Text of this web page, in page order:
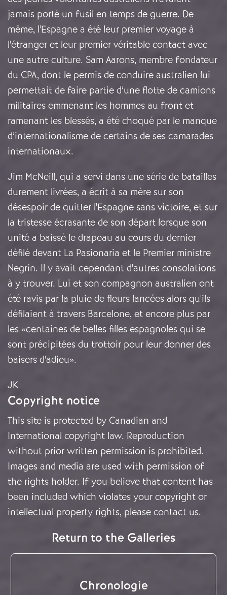
jamais porté un fusil en temps de guerre. De
même, l'Espagne a été leur premier voyage à
l'étranger et leur premier véritable contact avec
une autre culture. Sam Aarons, membre fondateur
du CPA, dont le permis de conduire australien lui
permettait de faire partie d’une flotte de camions
militaires emmenant les hommes au front et
ramenant les blessés, a été choqué par le manque
d’internationalisme de certains de ses camarades
internationaux.
Jim McNeill, qui a servi dans une série de batailles
durement livrées, a écrit à sa mère sur son
désespoir de quitter l'Espagne sans victoire, et sur
la tristesse écrasante de son départ lorsque son
unité a baissé le drapeau au cours du dernier
défilé devant La Pasionaria et le Premier ministre
Negrín. Il y avait cependant d'autres consolations
à y trouver. Lui et son compagnon australien ont
été ravis par la pluie de fleurs lancées alors qu'ils
défilaient à travers Barcelone, et encore plus par
les «centaines de belles filles espagnoles qui se
sont précipitées du trottoir pour leur donner des
baisers d'adieu».
JK
Copyright notice
This site is protected by Canadian and
International copyright law. Reproduction
without prior written permission is prohibited.
Images and media are used with permission of
the rights holder. If you believe that content has
been included which violates your copyright or
intellectual property rights, please contact us.
Return to the Galleries
Chronologie